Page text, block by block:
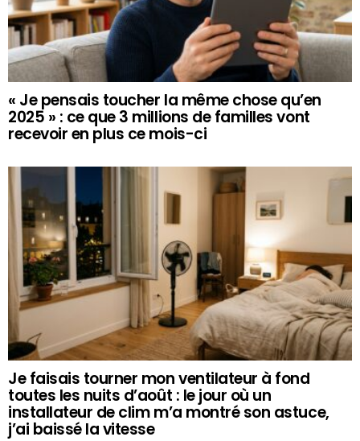
« Je pensais toucher la même chose qu’en
2025 » : ce que 3 millions de familles vont
recevoir en plus ce mois-ci
Je faisais tourner mon ventilateur à fond
toutes les nuits d’août : le jour où un
installateur de clim m’a montré son astuce,
j’ai baissé la vitesse